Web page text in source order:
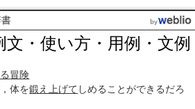
文・使い方・用例・文例
冒険
体を鍛え上げて しめることができるだろ